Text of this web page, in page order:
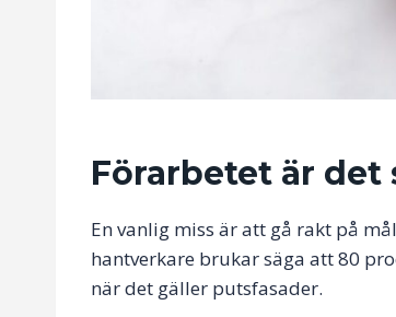
Förarbetet är
En vanlig miss är att gå rakt på
hantverkare brukar säga att 80
när det gäller putsfasader.